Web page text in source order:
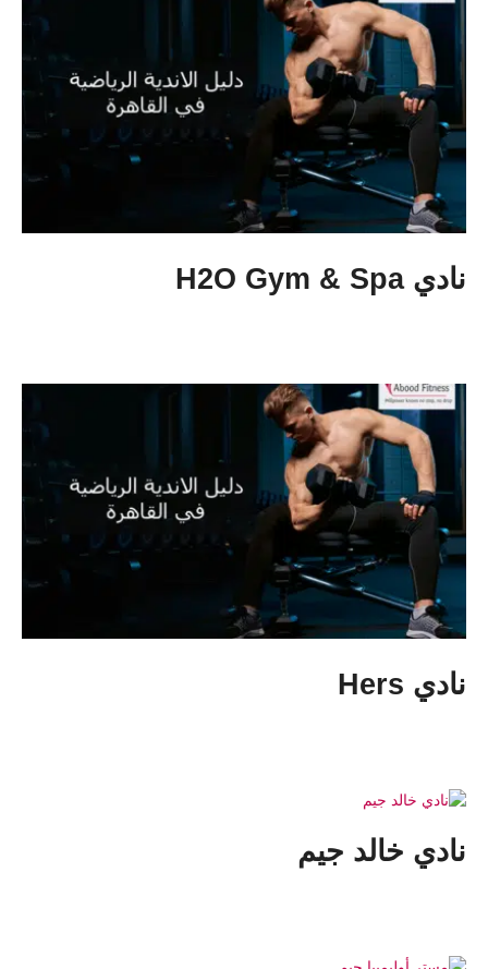
نادي H2O Gym & Spa
نادي Hers
نادي خالد جيم